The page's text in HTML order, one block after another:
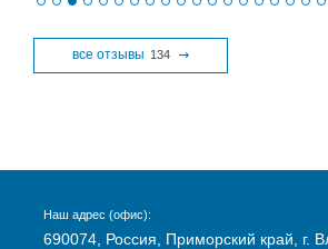
все отзывы 134
Наш адрес (офис):
690074, Россия, Приморский край, г.